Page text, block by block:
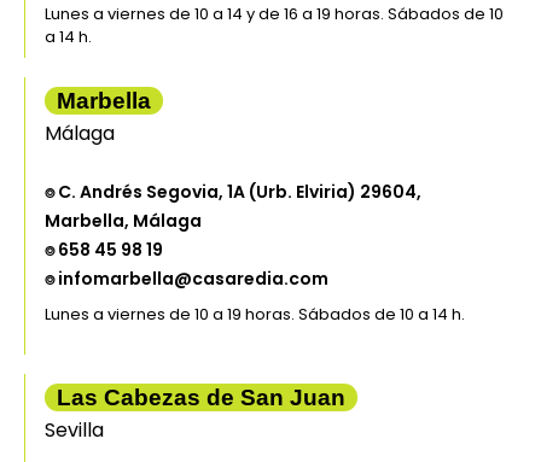
Lunes a viernes de 10 a 14 y de 16 a 19 horas. Sábados de 10
a 14 h.
Marbella
Málaga
⌾ C. Andrés Segovia, 1A (Urb. Elviria) 29604,
Marbella, Málaga
⌾ 658 45 98 19
⌾ infomarbella@casaredia.com
Lunes a viernes de 10 a 19 horas. Sábados de 10 a 14 h.
Las Cabezas de San Juan
Sevilla